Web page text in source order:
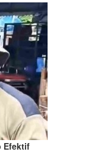
Efektif